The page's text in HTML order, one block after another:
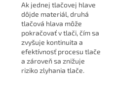
Ak jednej tlačovej hlave
dôjde materiál, druhá
tlačová hlava môže
pokračovať v tlači, čím sa
zvyšuje kontinuita a
efektívnosť procesu tlače
a zároveň sa znižuje
riziko zlyhania tlače.